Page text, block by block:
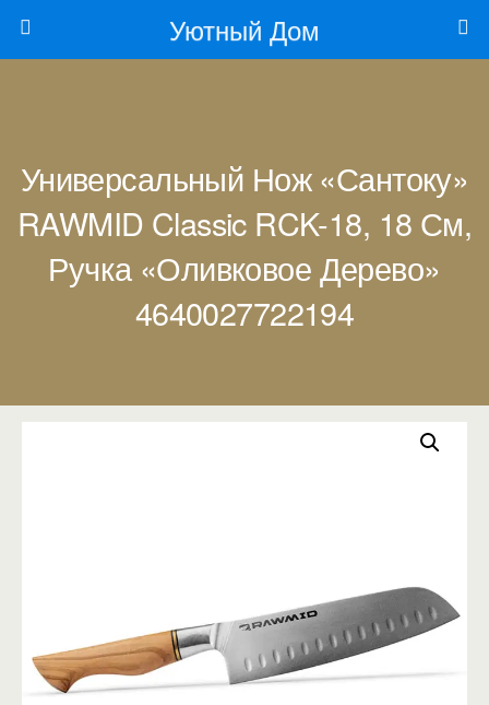
Уютный Дом
Универсальный Нож «Сантоку»
RAWMID Classic RCK-18, 18 См,
Ручка «Оливковое Дерево»
4640027722194